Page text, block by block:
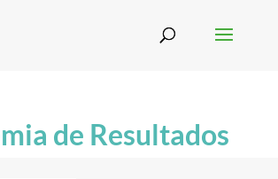
de Resultados